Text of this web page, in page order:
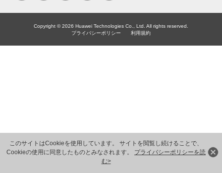
このサイトはCookieを使用しています。 サイトを閲覧し続けることで、
Cookieの使用に同意したものとみなされます。 プライバシーポリシーを読
む>
Copyright © 2026 Huawei Technologies Co., Ltd. All rights reserved.
プライバシーポリシー
利用規約